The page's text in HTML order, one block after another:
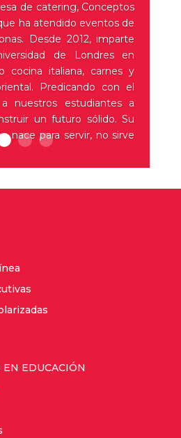
de catering, Conceptos
ha atendido eventos de
Desde 2012, imparte
de Londres en
cocina italiana, carnes y
Predicando con el
nuestros estudiantes a
un futuro sólido. Su
nace para servir, no sirve
EDUCACIÓN